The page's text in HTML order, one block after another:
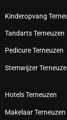
Kinderopvang
Tandarts Terneuzen
Pedicure Terneuzen
Stemwijzer
Hotels Terneuzen
Makelaar Terneuzen